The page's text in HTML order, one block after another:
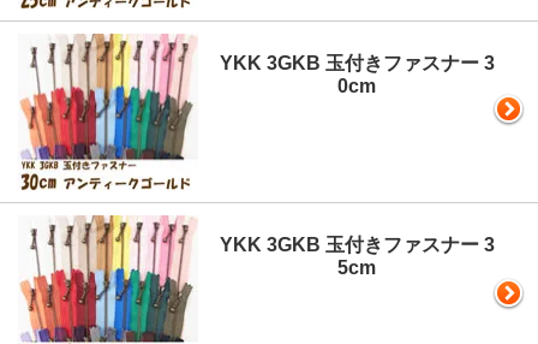
YKK 3GKB 玉付きファスナー 3
0cm
YKK 3GKB 玉付きファスナー 3
5cm